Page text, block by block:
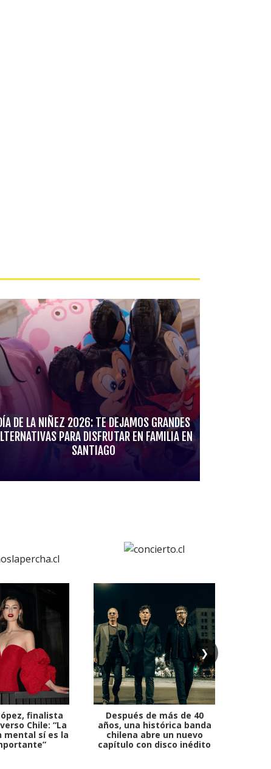
DE LA NIÑEZ 2026: TE DEJAMOS GRANDES
PARA DISFRUTAR EN FAMILIA EN
SANTIAGO
❯
finalista
Chile: “La
mental sí es la
Después de más de 40
años, una histórica banda
chilena abre un nuevo
capítulo con disco inédito